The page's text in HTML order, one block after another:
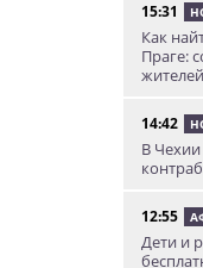
15:31
Как
Праге:
14:42
В
12:55
Дети и